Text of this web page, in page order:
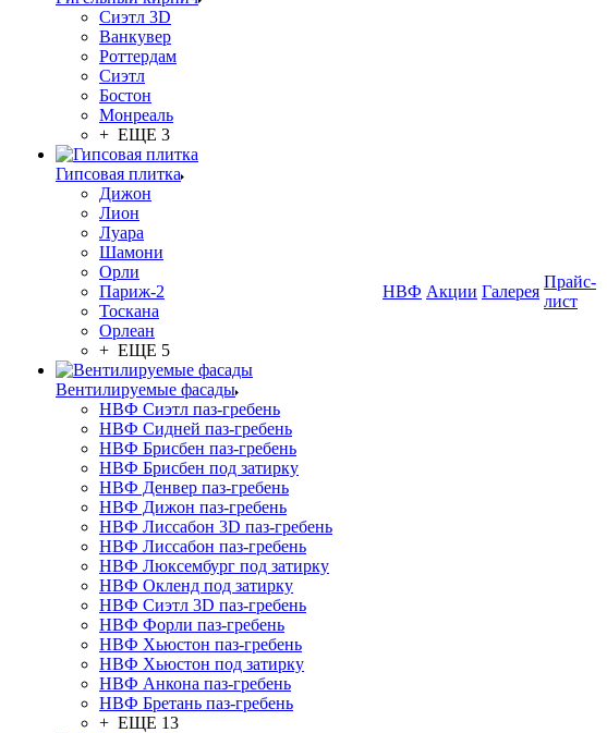
Сиэтл 3D
Ванкувер
Роттердам
Сиэтл
Бостон
Монреаль
+ ЕЩЕ 3
Гипсовая плитка
Дижон
Лион
Луара
Шамони
Орли
Париж-2
Тоскана
Орлеан
+ ЕЩЕ 5
Вентилируемые фасады
НВФ Сиэтл паз-гребень
НВФ Сидней паз-гребень
НВФ Брисбен паз-гребень
НВФ Брисбен под затирку
НВФ Денвер паз-гребень
НВФ Дижон паз-гребень
НВФ Лиссабон 3D паз-гребень
НВФ Лиссабон паз-гребень
НВФ Люксембург под затирку
НВФ Окленд под затирку
НВФ Сиэтл 3D паз-гребень
НВФ Форли паз-гребень
НВФ Хьюстон паз-гребень
НВФ Хьюстон под затирку
НВФ Анкона паз-гребень
НВФ Бретань паз-гребень
+ ЕЩЕ 13
НВФ Акции Галерея
Прайс-
лист